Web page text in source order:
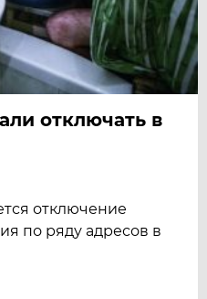
отключать в
отключение
по ряду адресов в